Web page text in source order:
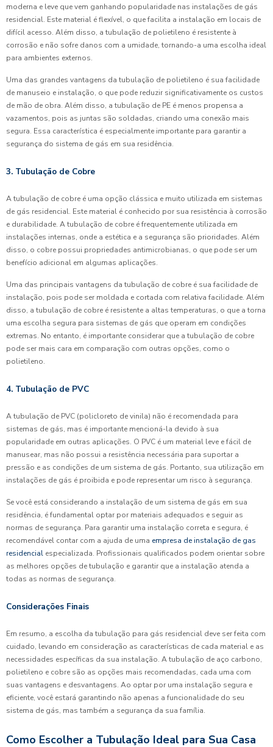
moderna e leve que vem ganhando popularidade nas instalações de gás
residencial. Este material é flexível, o que facilita a instalação em locais de
difícil acesso. Além disso, a tubulação de polietileno é resistente à
corrosão e não sofre danos com a umidade, tornando-a uma escolha ideal
para ambientes externos.
Uma das grandes vantagens da tubulação de polietileno é sua facilidade
de manuseio e instalação, o que pode reduzir significativamente os custos
de mão de obra. Além disso, a tubulação de PE é menos propensa a
vazamentos, pois as juntas são soldadas, criando uma conexão mais
segura. Essa característica é especialmente importante para garantir a
segurança do sistema de gás em sua residência.
3. Tubulação de Cobre
A tubulação de cobre é uma opção clássica e muito utilizada em sistemas
de gás residencial. Este material é conhecido por sua resistência à corrosão
e durabilidade. A tubulação de cobre é frequentemente utilizada em
instalações internas, onde a estética e a segurança são prioridades. Além
disso, o cobre possui propriedades antimicrobianas, o que pode ser um
benefício adicional em algumas aplicações.
Uma das principais vantagens da tubulação de cobre é sua facilidade de
instalação, pois pode ser moldada e cortada com relativa facilidade. Além
disso, a tubulação de cobre é resistente a altas temperaturas, o que a torna
uma escolha segura para sistemas de gás que operam em condições
extremas. No entanto, é importante considerar que a tubulação de cobre
pode ser mais cara em comparação com outras opções, como o
polietileno.
4. Tubulação de PVC
A tubulação de PVC (policloreto de vinila) não é recomendada para
sistemas de gás, mas é importante mencioná-la devido à sua
popularidade em outras aplicações. O PVC é um material leve e fácil de
manusear, mas não possui a resistência necessária para suportar a
pressão e as condições de um sistema de gás. Portanto, sua utilização em
instalações de gás é proibida e pode representar um risco à segurança.
Se você está considerando a instalação de um sistema de gás em sua
residência, é fundamental optar por materiais adequados e seguir as
normas de segurança. Para garantir uma instalação correta e segura, é
recomendável contar com a ajuda de uma empresa de instalação de gas
residencial especializada. Profissionais qualificados podem orientar sobre
as melhores opções de tubulação e garantir que a instalação atenda a
todas as normas de segurança.
Considerações Finais
Em resumo, a escolha da tubulação para gás residencial deve ser feita com
cuidado, levando em consideração as características de cada material e as
necessidades específicas da sua instalação. A tubulação de aço carbono,
polietileno e cobre são as opções mais recomendadas, cada uma com
suas vantagens e desvantagens. Ao optar por uma instalação segura e
eficiente, você estará garantindo não apenas a funcionalidade do seu
sistema de gás, mas também a segurança da sua família.
Como Escolher a Tubulação Ideal para Sua Casa